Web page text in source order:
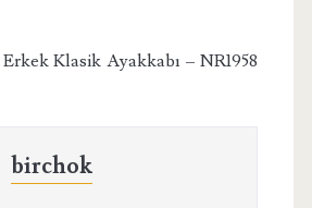
Klasik Ayakkabı – NR1958
birchok